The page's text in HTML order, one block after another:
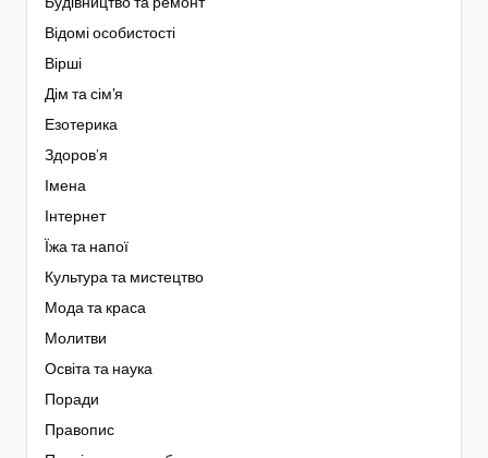
Відомі особистості
Вірші
Дім та сім'я
Езотерика
Здоров’я
Імена
Інтернет
Їжа та напої
Культура та мистецтво
Мода та краса
Молитви
Освіта та наука
Поради
Правопис